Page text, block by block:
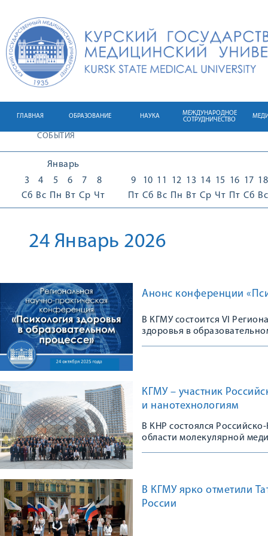
ГЛАВНАЯ ОБРАЗОВАНИЕ НАУКА
МЕЖДУНАРОДНОЕ
СОТРУДНИЧЕСТВО
СОБЫТИЯ
Январь
3
Сб
4
Вс
5
Пн
6
Вт
7
Ср
8
Чт
9
Пт
10
Сб
11
Вс
12
Пн
13
Вт
14
Ср
15
Чт
16
Пт
17
Сб
18
Вс
24 Январь 2026
Анонс конференции
В КГМУ состоится VI
здоровья в
КГМУ – участник
и нанотехнологиям
В КНР состоялся
области молекулярной
В КГМУ ярко отметили
России